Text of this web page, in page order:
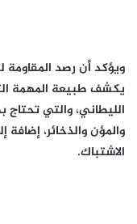
ويؤكد أن رصد
يكشف طبيعة المهمة
الليطاني، والتي
والمؤن والذخائر،
الاشتباك.